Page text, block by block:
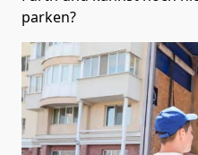
parken?